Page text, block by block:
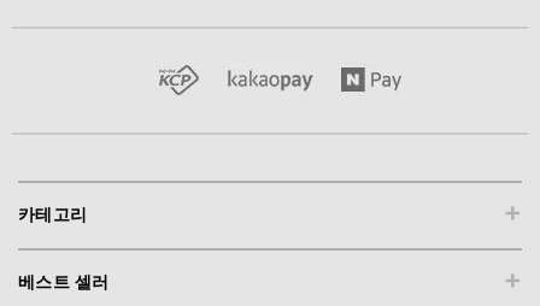
+
카테고리
+
베스트 셀러